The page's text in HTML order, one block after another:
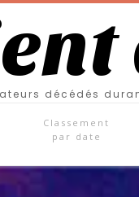
décédés
Classement
par date